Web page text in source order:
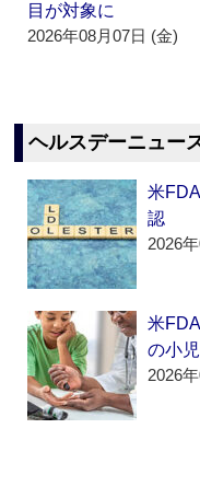
目が対象に
2026年08月07日 (金)
ヘルスデーニュー
米
認
2026
米
の小
2026